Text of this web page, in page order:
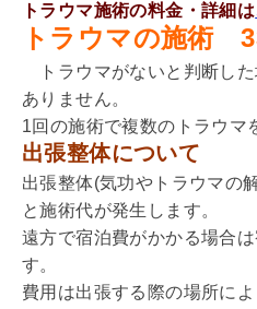
トラウマ施術の料金・詳細は
トラウマの施術
トラウマがないと判断し
ありません。
1回の施術で複数のトラウマ
出張整体について
出張整体(気功やトラウマの
と施術代が発生します。
遠方で宿泊費がかかる場合
す。
費用は出張する際の場所に